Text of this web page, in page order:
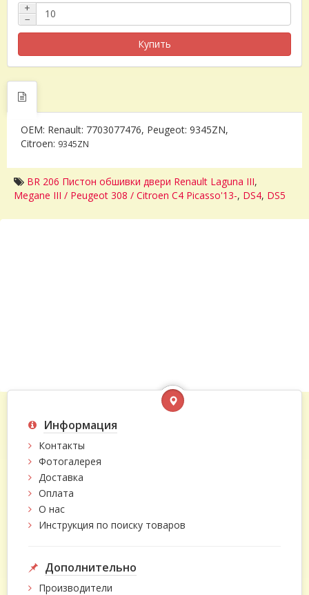
+
−
Купить
OEM: Renault: 7703077476, Peugeot: 9345ZN,
Citroen: 9345ZN
BR 206 Пистон обшивки двери Renault Laguna III,
Megane III / Peugeot 308 / Citroen C4 Picasso'13-, DS4, DS5
Информация
Контакты
Фотогалерея
Доставка
Оплата
О нас
Инструкция по поиску товаров
Дополнительно
Производители